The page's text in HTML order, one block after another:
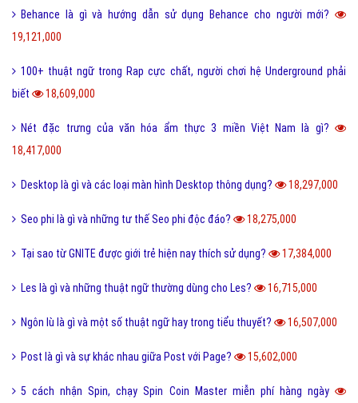
Behance là gì và hướng dẫn sử dụng Behance cho người mới?
19,121,000
100+ thuật ngữ trong Rap cực chất, người chơi hệ Underground phải
biết
18,609,000
Nét đặc trưng của văn hóa ẩm thực 3 miền Việt Nam là gì?
18,417,000
Desktop là gì và các loại màn hình Desktop thông dụng? 18,297,000
Seo phi là gì và những tư thế Seo phi độc đáo? 18,275,000
Tại sao từ GNITE được giới trẻ hiện nay thích sử dụng? 17,384,000
Les là gì và những thuật ngữ thường dùng cho Les? 16,715,000
Ngôn lù là gì và một số thuật ngữ hay trong tiểu thuyết? 16,507,000
Post là gì và sự khác nhau giữa Post với Page? 15,602,000
5 cách nhận Spin, chạy Spin Coin Master miễn phí hàng ngày